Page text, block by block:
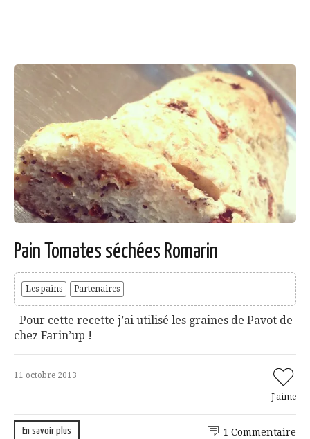
Pain Tomates séchées Romarin
Les pains Partenaires
Pour cette recette j’ai utilisé les graines de Pavot de
chez Farin’up !
11 octobre 2013
J'aime
En savoir plus 1 Commentaire